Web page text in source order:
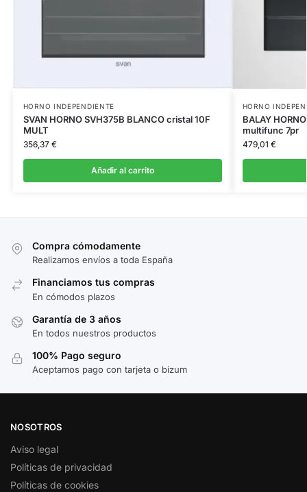
HORNO INDEPENDIENTE
SVAN HORNO SVH375B BLANCO cristal 10F
MULT
356,37 €
Añadir al carrito
HORNO
BALAY
multifunc 7pr
479,01 €
Compra cómodamente
Realizamos envíos a toda España
Financiamos tus compras
En cómodos plazos
Garantía de 3 años
En todos nuestros productos
100% Pago seguro
Aceptamos pago con tarjeta o bizum
NOSOTROS
Aviso legal
Políticas de privacidad
Políticas de cookies